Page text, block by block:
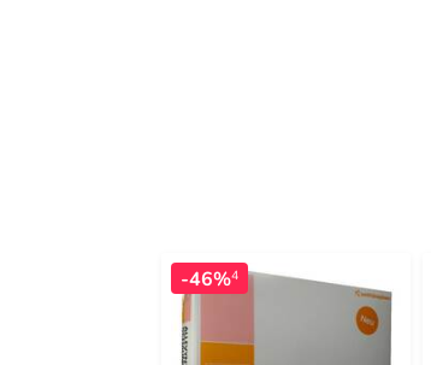
-46%4